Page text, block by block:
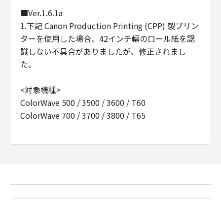
all U.S. Government End Users shall acquire
the Software with only those rights set forth
herein. Manufacturer is Canon Inc./30-2,
Shimomaruko 3-chome, Ohta-ku, Tokyo 146-
8501, Japan.
契約における「本ソフトウエア」を意味するも
のとします。
以上
■Ver.1.6.1a
1.下記 Canon Production Printing (CPP) 製プリン
ターを使用した場合、42インチ幅のロール紙を認
識しない不具合がありましたが、修正されまし
た。
<対象機種>
ColorWave 500 / 3500 / 3600 / T60
ColorWave 700 / 3700 / 3800 / T65